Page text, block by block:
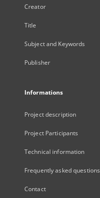
Creator
Title
Subject and Keywords
Publisher
Informations
Project description
Project Participants
Technical information
Frequently asked questions
Contact